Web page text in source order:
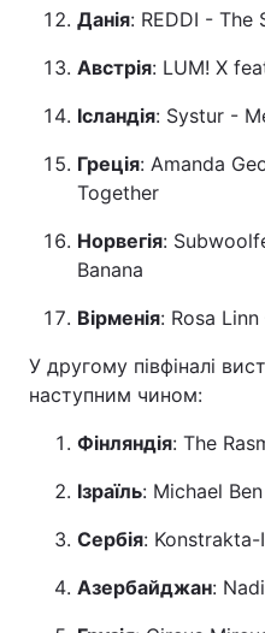
Данія: REDDI - The
Австрія: LUM! X
Ісландія: Systur -
Греція: Amanda
Together
Норвегія:
Banana
Вірменія: Rosa Linn
У другому півфіналі
наступним чином:
Фінляндія: The
Ізраїль: Michael
Сербія:
Азербайджан: